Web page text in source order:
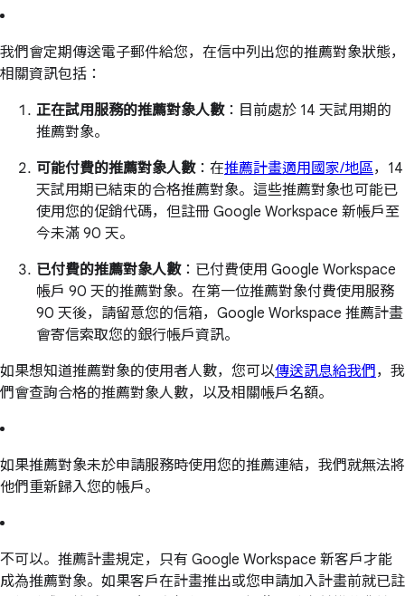
我們會定期傳送電子郵件給您，在信中列出您的推薦對象狀態，
相關資訊包括：
正在試用服務的推薦對象人數：目前處於 14 天試用期的
推薦對象。
可能付費的推薦對象人數：在推薦計畫適用國家/地區，14
天試用期已結束的合格推薦對象。這些推薦對象也可能已
使用您的促銷代碼，但註冊 Google Workspace 新帳戶至
今未滿 90 天。
已付費的推薦對象人數：已付費使用 Google Workspace
帳戶 90 天的推薦對象。在第一位推薦對象付費使用服務
90 天後，請留意您的信箱，Google Workspace 推薦計畫
會寄信索取您的銀行帳戶資訊。
如果想知道推薦對象的使用者人數，您可以傳送訊息給我們 ，我
們會查詢合格的推薦對象人數，以及相關帳戶名額。
如果推薦對象未於申請服務時使用您的推薦連結，我們就無法將
他們重新歸入您的帳戶。
不可以。推薦計畫規定，只有 Google Workspace 新客戶才能
成為推薦對象。如果客戶在計畫推出或您申請加入計畫前就已註